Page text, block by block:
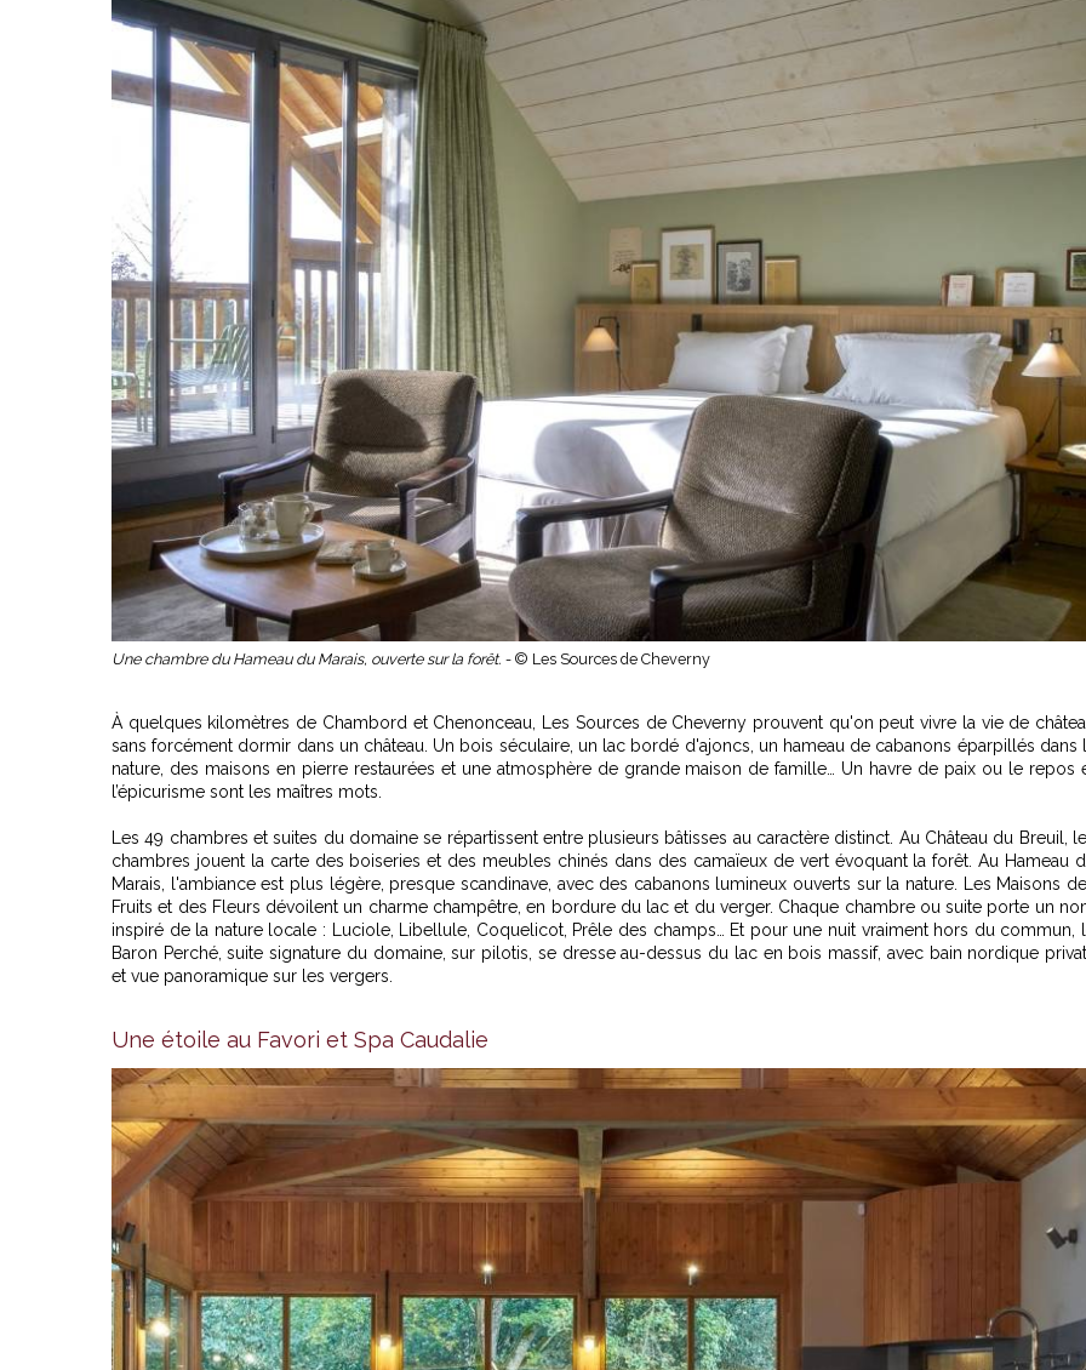
Une chambre du Hameau du Marais, ouverte sur la forêt. - © Les Sources de Cheverny
À quelques kilomètres de Chambord et Chenonceau, Les Sources de Cheverny prouvent qu'on peut vivre la vie de
sans forcément dormir dans un château. Un bois séculaire, un lac bordé d'ajoncs, un hameau de cabanons éparpillés dans
nature, des maisons en pierre restaurées et une atmosphère de grande maison de famille… Un havre de paix ou le repos
l’épicurisme sont les maîtres mots.
Les 49 chambres et suites du domaine se répartissent entre plusieurs bâtisses au caractère distinct. Au Château du Breuil,
chambres jouent la carte des boiseries et des meubles chinés dans des camaïeux de vert évoquant la forêt. Au Hameau
Marais, l'ambiance est plus légère, presque scandinave, avec des cabanons lumineux ouverts sur la nature. Les Maisons
Fruits et des Fleurs dévoilent un charme champêtre, en bordure du lac et du verger. Chaque chambre ou suite porte un
inspiré de la nature locale : Luciole, Libellule, Coquelicot, Prêle des champs… Et pour une nuit vraiment hors du commun,
Baron Perché, suite signature du domaine, sur pilotis, se dresse au-dessus du lac en bois massif, avec bain nordique
et vue panoramique sur les vergers.
Une étoile au Favori et Spa Caudalie